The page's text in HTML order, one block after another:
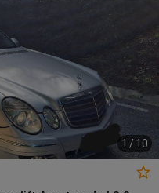
1 / 10